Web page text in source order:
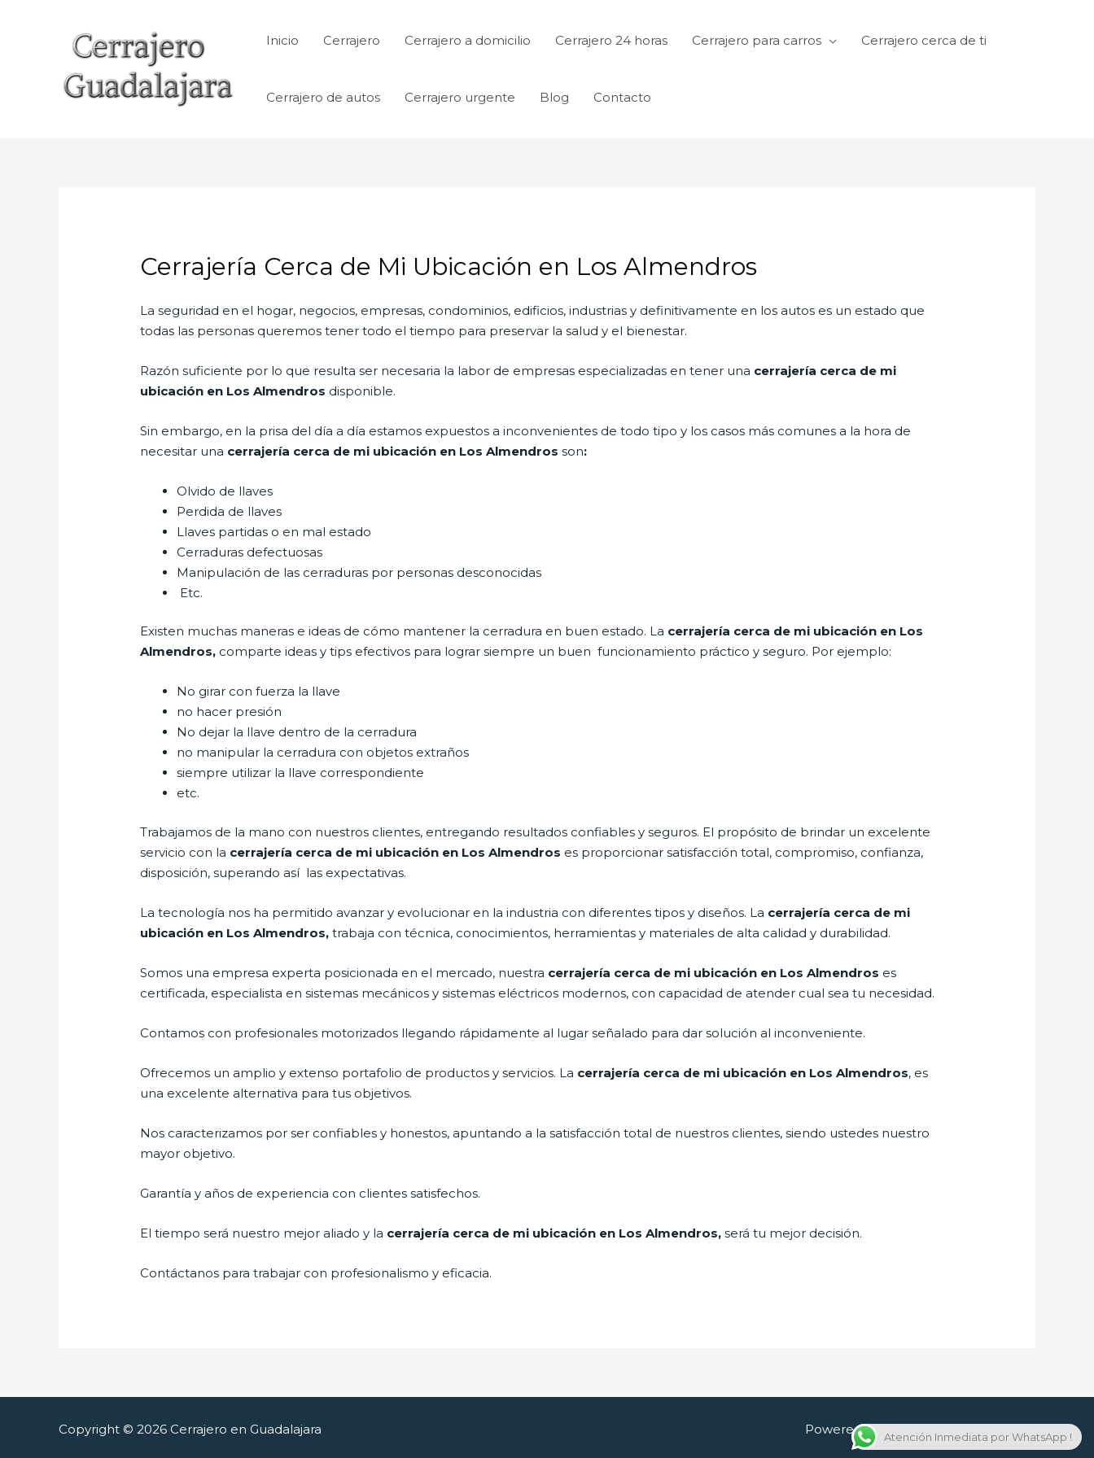
Inicio Cerrajero Cerrajero a domicilio Cerrajero 24 horas Cerrajero para carros Cerrajero cerca de ti
Cerrajero de autos Cerrajero urgente Blog Contacto
Cerrajería Cerca de Mi Ubicación en Los Almendros
La seguridad en el hogar, negocios, empresas, condominios, edificios, industrias y definitivamente en los autos es un estado que
todas las personas queremos tener todo el tiempo para preservar la salud y el bienestar.
Razón suficiente por lo que resulta ser necesaria la labor de empresas especializadas en tener una cerrajería cerca de mi
ubicación en Los Almendros disponible.
Sin embargo, en la prisa del día a día estamos expuestos a inconvenientes de todo tipo y los casos más comunes a la hora de
necesitar una cerrajería cerca de mi ubicación en Los Almendros son:
Olvido de llaves
Perdida de llaves
Llaves partidas o en mal estado
Cerraduras defectuosas
Manipulación de las cerraduras por personas desconocidas
Etc.
Existen muchas maneras e ideas de cómo mantener la cerradura en buen estado. La cerrajería cerca de mi ubicación en Los
Almendros, comparte ideas y tips efectivos para lograr siempre un buen funcionamiento práctico y seguro. Por ejemplo:
No girar con fuerza la llave
no hacer presión
No dejar la llave dentro de la cerradura
no manipular la cerradura con objetos extraños
siempre utilizar la llave correspondiente
etc.
Trabajamos de la mano con nuestros clientes, entregando resultados confiables y seguros. El propósito de brindar un excelente
servicio con la cerrajería cerca de mi ubicación en Los Almendros es proporcionar satisfacción total, compromiso, confianza,
disposición, superando así las expectativas.
La tecnología nos ha permitido avanzar y evolucionar en la industria con diferentes tipos y diseños. La cerrajería cerca de mi
ubicación en Los Almendros,trabaja con técnica, conocimientos, herramientas y materiales de alta calidad y durabilidad.
Somos una empresa experta posicionada en el mercado, nuestra cerrajería cerca de mi ubicación en Los Almendros es
certificada, especialista en sistemas mecánicos y sistemas eléctricos modernos, con capacidad de atender cual sea tu necesidad.
Contamos con profesionales motorizados llegando rápidamente al lugar señalado para dar solución al inconveniente.
Ofrecemos un amplio y extenso portafolio de productos y servicios. La cerrajería cerca de mi ubicación en Los Almendros, es
una excelente alternativa para tus objetivos.
Nos caracterizamos por ser confiables y honestos, apuntando a la satisfacción total de nuestros clientes, siendo ustedes nuestro
mayor objetivo.
Garantía y años de experiencia con clientes satisfechos.
El tiempo será nuestro mejor aliado y la cerrajería cerca de mi ubicación en Los Almendros,será tu mejor decisión.
Contáctanos para trabajar con profesionalismo y eficacia.
Copyright © 2026 Cerrajero en Guadalajara Powered by Cerrajero en Guadalajara
Atención Inmediata por WhatsApp !